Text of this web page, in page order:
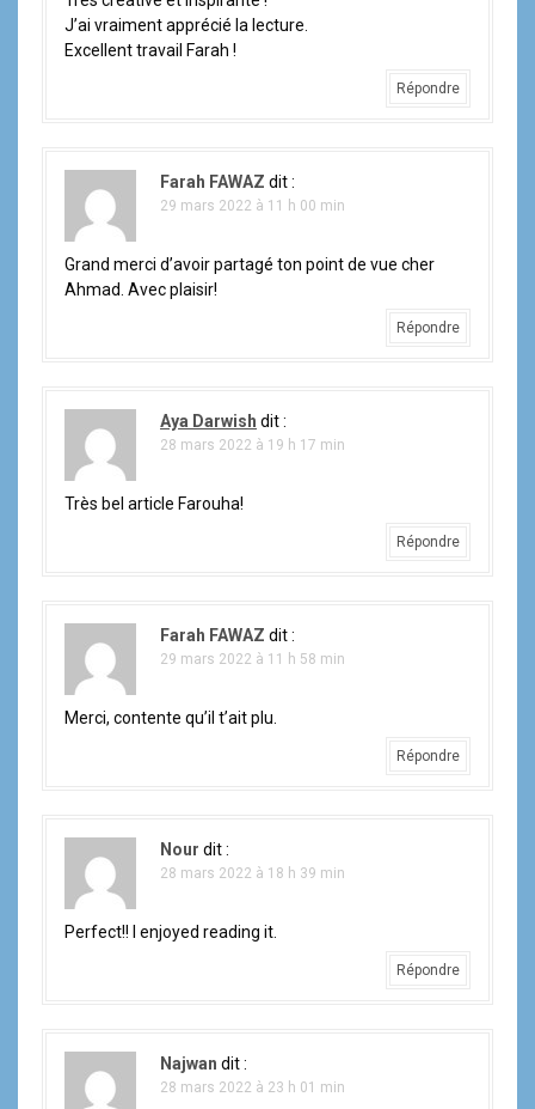
J’ai vraiment apprécié la lecture.
Excellent travail Farah !
Répondre
Farah FAWAZ dit :
29 mars 2022 à 11 h 00 min
Grand merci d’avoir partagé ton point de vue cher
Ahmad. Avec plaisir!
Répondre
Aya Darwish dit :
28 mars 2022 à 19 h 17 min
Très bel article Farouha!
Répondre
Farah FAWAZ dit :
29 mars 2022 à 11 h 58 min
Merci, contente qu’il t’ait plu.
Répondre
Nour dit :
28 mars 2022 à 18 h 39 min
Perfect!! I enjoyed reading it.
Répondre
Najwan dit :
28 mars 2022 à 23 h 01 min